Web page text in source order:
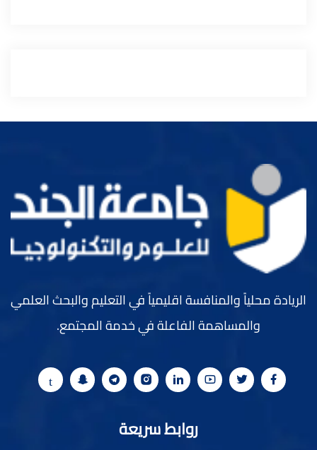
الريادة محلياً والمنافسة اقليمياً في التعليم والبحث العلمي
والمساهمة الفاعلة في خدمة المجتمع.
روابط سريعة